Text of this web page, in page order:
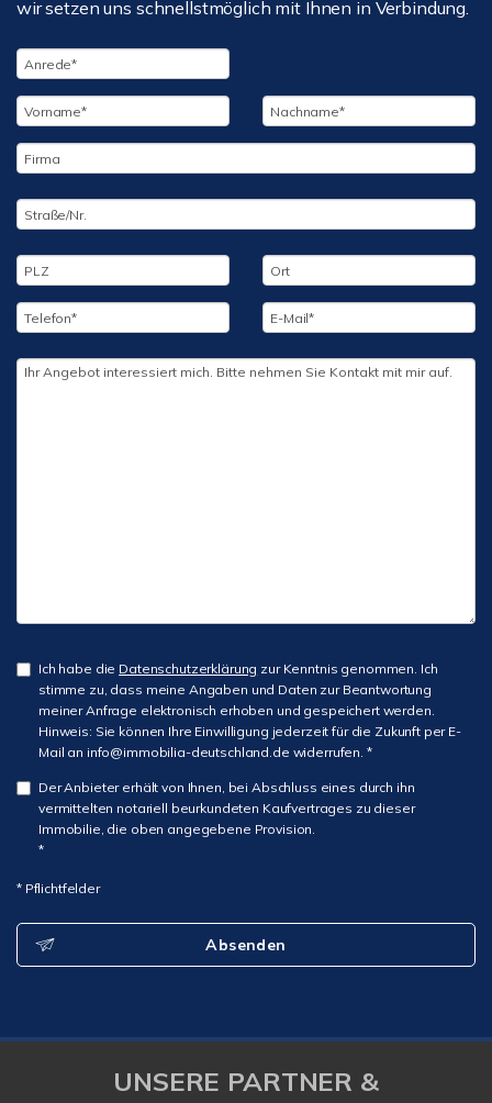
wir setzen uns schnellstmöglich mit Ihnen in Verbindung.
Ich habe die Datenschutzerklärung zur Kenntnis genommen. Ich
stimme zu, dass meine Angaben und Daten zur Beantwortung
meiner Anfrage elektronisch erhoben und gespeichert werden.
Hinweis: Sie können Ihre Einwilligung jederzeit für die Zukunft per E-
Mail an info@immobilia-deutschland.de widerrufen. *
Der Anbieter erhält von Ihnen, bei Abschluss eines durch ihn
vermittelten notariell beurkundeten Kaufvertrages zu dieser
Immobilie, die oben angegebene Provision.
*
* Pflichtfelder
Absenden
UNSERE PARTNER &